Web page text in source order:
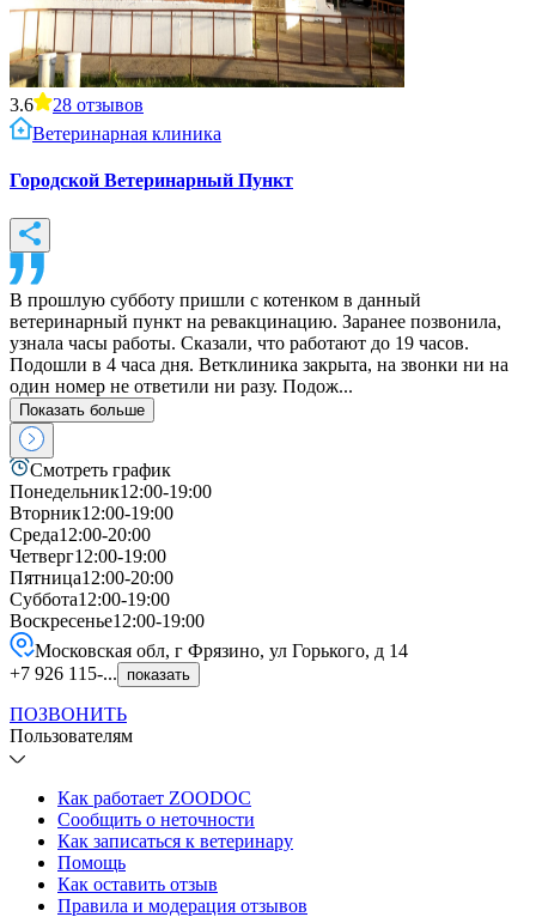
3.6 28 отзывов
Ветеринарная клиника
Городской Ветеринарный Пункт
В прошлую субботу пришли с котенком в данный
ветеринарный пункт на ревакцинацию. Заранее позвонила,
узнала часы работы. Сказали, что работают до 19 часов.
Подошли в 4 часа дня. Ветклиника закрыта, на звонки ни на
один номер не ответили ни разу. Подож...
Показать больше
Смотреть график
Понедельник12:00-19:00
Вторник12:00-19:00
Среда12:00-20:00
Четверг12:00-19:00
Пятница12:00-20:00
Суббота12:00-19:00
Воскресенье12:00-19:00
Московская обл, г Фрязино, ул Горького, д 14
+7 926 115-...
показать
ПОЗВОНИТЬ
Пользователям
Как работает ZOODOC
Сообщить о неточности
Как записаться к ветеринару
Помощь
Как оставить отзыв
Правила и модерация отзывов